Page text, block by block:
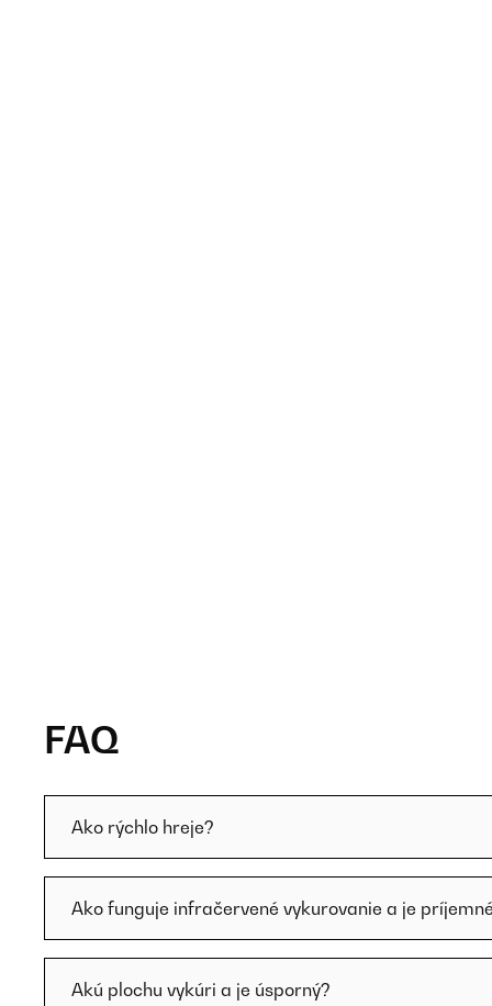
FAQ
Ako rýchlo hreje?
Ako funguje infračervené vykurovanie a je
Akú plochu vykúri a je úsporný?